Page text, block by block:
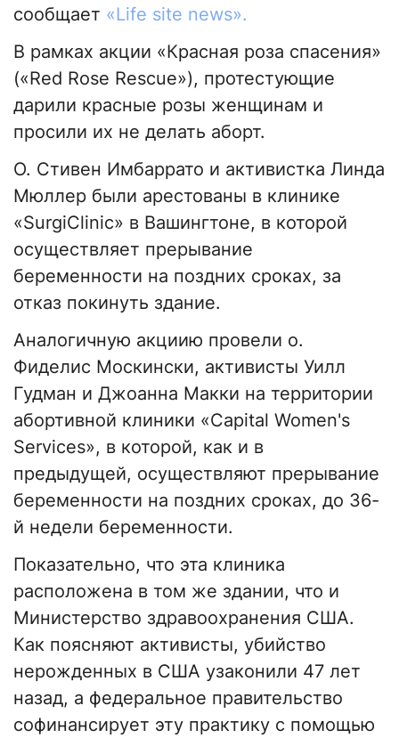
сообщает «Life site news».
В рамках акции «Красная роза спасения»
(«Red Rose Rescue»), протестующие
дарили красные розы женщинам и
просили их не делать аборт.
О. Стивен Имбаррато и активистка Линда
Мюллер были арестованы в клинике
«SurgiClinic» в Вашингтоне, в которой
осуществляет прерывание
беременности на поздних сроках, за
отказ покинуть здание.
Аналогичную акциию провели о.
Фиделис Москински, активисты Уилл
Гудман и Джоанна Макки на территории
абортивной клиники «Capital Women's
Services», в которой, как и в
предыдущей, осуществляют прерывание
беременности на поздних сроках, до 36-
й недели беременности.
Показательно, что эта клиника
расположена в том же здании, что и
Министерство здравоохранения США.
Как поясняют активисты, убийство
нерожденных в США узаконили 47 лет
назад, а федеральное правительство
софинансирует эту практику с помощью